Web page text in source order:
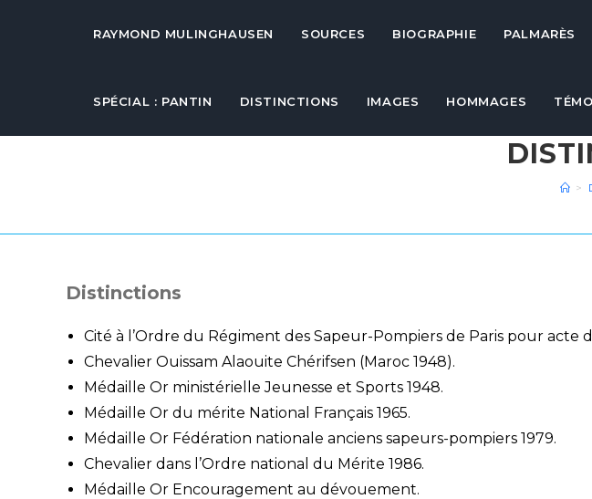
RAYMOND MULINGHAUSEN SOURCES BIOGRAPHIE PALMARÈS
SPÉCIAL : PANTIN DISTINCTIONS IMAGES HOMMAGES
>
Distinctions
Cité à l’Ordre du Régiment des Sapeur-Pompiers de Paris pour acte
Chevalier Ouissam Alaouite Chérifsen (Maroc 1948).
Médaille Or ministérielle Jeunesse et Sports 1948.
Médaille Or du mérite National Français 1965.
Médaille Or Fédération nationale anciens sapeurs-pompiers 1979.
Chevalier dans l’Ordre national du Mérite 1986.
Médaille Or Encouragement au dévouement.